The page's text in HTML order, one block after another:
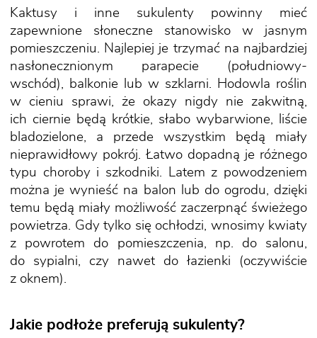
Kaktusy i inne sukulenty powinny mieć
zapewnione słoneczne stanowisko w jasnym
pomieszczeniu. Najlepiej je trzymać na najbardziej
nasłonecznionym parapecie (południowy-
wschód), balkonie lub w szklarni. Hodowla roślin
w cieniu sprawi, że okazy nigdy nie zakwitną,
ich ciernie będą krótkie, słabo wybarwione, liście
bladozielone, a przede wszystkim będą miały
nieprawidłowy pokrój. Łatwo dopadną je różnego
typu choroby i szkodniki. Latem z powodzeniem
można je wynieść na balon lub do ogrodu, dzięki
temu będą miały możliwość zaczerpnąć świeżego
powietrza. Gdy tylko się ochłodzi, wnosimy kwiaty
z powrotem do pomieszczenia, np. do salonu,
do sypialni, czy nawet do łazienki (oczywiście
z oknem).
Jakie podłoże preferują sukulenty?